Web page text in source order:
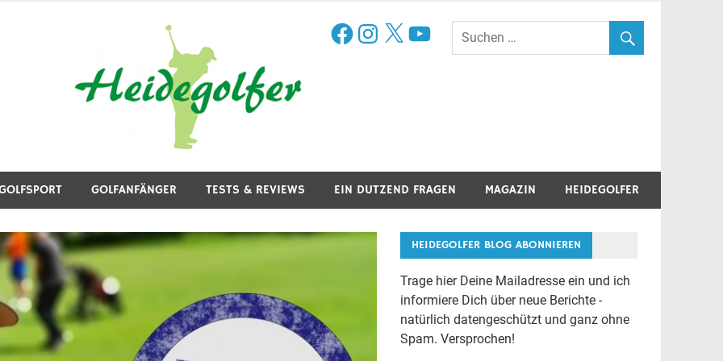
FacebookInstagram
X YouTube
GOLFANFÄNGER TESTS & REVIEWS EIN DUTZEND FRAGEN MAGAZIN HEIDEGOLFER
HEIDEGOLFER BLOG ABONNIEREN
Trage hier Deine Mailadresse ein und ich
informiere Dich über neue Berichte -
natürlich datengeschützt und ganz ohne
Spam. Versprochen!